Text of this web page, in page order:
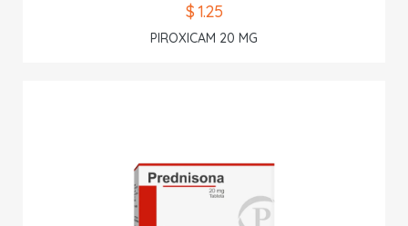
$ 1.25
PIROXICAM 20 MG